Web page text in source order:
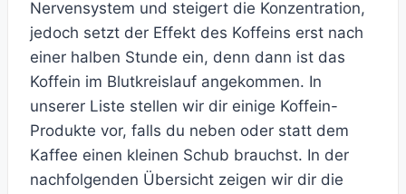
Nervensystem und steigert die Konzentration,
jedoch setzt der Effekt des Koffeins erst nach
einer halben Stunde ein, denn dann ist das
Koffein im Blutkreislauf angekommen. In
unserer Liste stellen wir dir einige Koffein-
Produkte vor, falls du neben oder statt dem
Kaffee einen kleinen Schub brauchst. In der
nachfolgenden Übersicht zeigen wir dir die